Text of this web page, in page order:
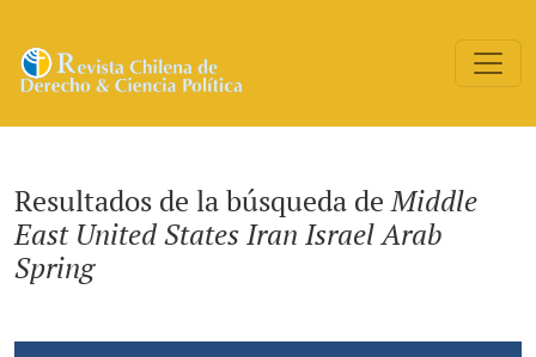
Resultados de la búsqueda deMiddle
East United States Iran Israel Arab
Spring